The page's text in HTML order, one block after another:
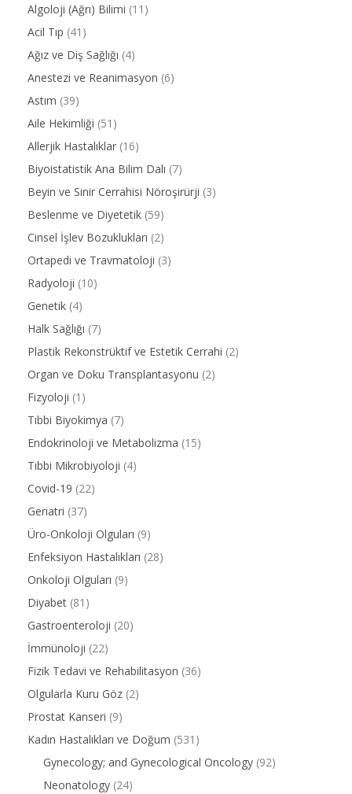
Algoloji (Ağrı) Bilimi (11)
Acil Tıp (41)
Ağız ve Diş Sağlığı (4)
Anestezi ve Reanimasyon (6)
Astım (39)
Aile Hekimliği (51)
Allerjik Hastalıklar (16)
Biyoistatistik Ana Bilim Dalı (7)
Beyin ve Sinir Cerrahisi Nöroşirürji (3)
Beslenme ve Diyetetik (59)
Cinsel İşlev Bozuklukları (2)
Ortapedi ve Travmatoloji (3)
Radyoloji (10)
Genetik (4)
Halk Sağlığı (7)
Plastik Rekonstrüktif ve Estetik Cerrahi (2)
Organ ve Doku Transplantasyonu (2)
Fizyoloji (1)
Tıbbi Biyokimya (7)
Endokrinoloji ve Metabolizma (15)
Tıbbi Mikrobiyoloji (4)
Covid-19 (22)
Geriatri (37)
Üro-Onkoloji Olguları (9)
Enfeksiyon Hastalıkları (28)
Onkoloji Olguları (9)
Diyabet (81)
Gastroenteroloji (20)
İmmünoloji (22)
Fizik Tedavi ve Rehabilitasyon (36)
Olgularla Kuru Göz (2)
Prostat Kanseri (9)
Kadın Hastalıkları ve Doğum (531)
Gynecology; and Gynecological Oncology (92)
Neonatology (24)